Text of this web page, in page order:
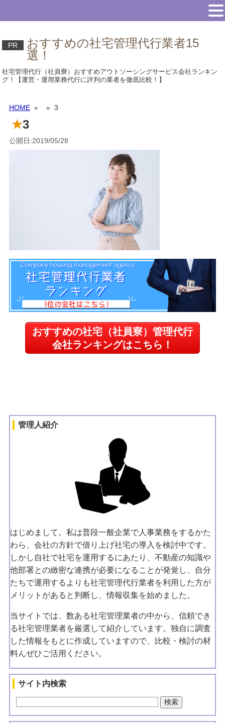
PR
おすすめの社宅管理代行業者15
選！
社宅管理代行（社員寮）おすすめアウトソーシングサービス会社ランキン
グ！【運営・運用業務代行に評判の業者を徹底比較！】
HOME» » 3
3
公開日:2019/05/28
おすすめの社宅（社員寮）管理代行
会社ランキングはこちら！
管理人紹介
はじめまして。私は普段一般企業で人事業務をするかた
わら、会社の方針で借り上げ社宅の導入を検討中です。
しかし自社で社宅を運用するにあたり、不動産の知識や
他部署との緻密な連携が必要になることが発覚し、自分
たちで運用するよりも社宅管理代行業者を利用した方が
メリットがあると判断し、情報収集を始めました。
当サイトでは、数ある社宅管理業者の中から、信頼でき
る社宅管理業者を厳選して紹介しています。独自に調査
した情報をもとに作成していますので、比較・検討の材
料んぜひご活用ください。
サイト内検索